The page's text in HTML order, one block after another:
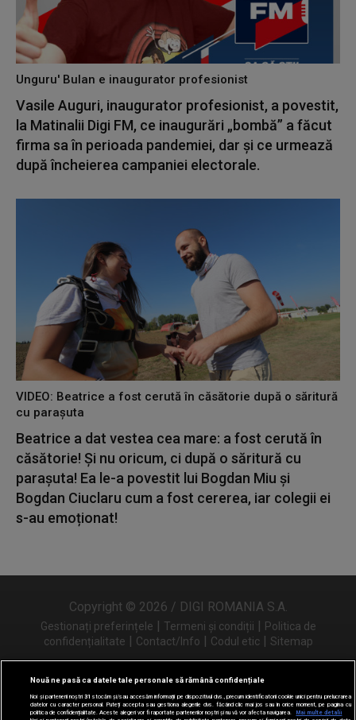
Unguru' Bulan e inaugurator profesionist
Vasile Auguri, inaugurator profesionist, a povestit,
la Matinalii Digi FM, ce inaugurări „bombă” a făcut
firma sa în perioada pandemiei, dar și ce urmează
după încheierea campaniei electorale.
VIDEO: Beatrice a fost cerută în căsătorie după o săritură
cu parașuta
Beatrice a dat vestea cea mare: a fost cerută în
căsătorie! Și nu oricum, ci după o săritură cu
parașuta! Ea le-a povestit lui Bogdan Miu și
Bogdan Ciuclaru cum a fost cererea, iar colegii ei
s-au emoționat!
Copyright © 2026 / DIGI ROMANIA S.A.
Gestionați preferințele | Termeni și condiții | Politica de
confidențialitate | Contact/Info | Codul etic | Sitemap
Urmărește-ne și pe
Nouă ne pasă ca datele tale personale să rămână confidențiale
Noi și partenerii noștri31 stocăm și/sau accesăm informații pe dispozitivul dvs., precum identificatorii cookie unici pentru prelucrarea
datelor cu caracter personal. Puteți accepta sau gestiona alegerile dvs. făcând clic mai jos sau în orice moment, pe pagina cu
politica de confidențialitate. Aceste alegeri vor fi raportate partenerilor noștri și nu vă vor afecta navigarea.
Mai multe detalii